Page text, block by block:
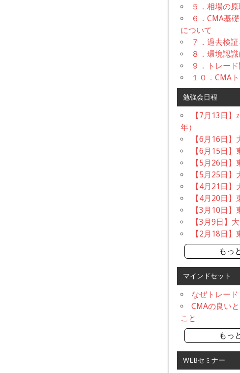
５．相場の
６．CMA基
について
７．過去検
８．環境認
９．トレー
１０．CMA
勉強会日程
【7月13日
年）
【6月16日
【6月15日
【5月26日
【5月25日
【4月21日
【4月20日
【3月10日
【3月9日】
【2月18日
もっ
マインドセット
なぜトレー
CMAの良い
こと
もっ
WEBセミナー